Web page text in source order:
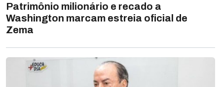
Patrimônio milionário e recado a
Washington marcam estreia oficial de
Zema